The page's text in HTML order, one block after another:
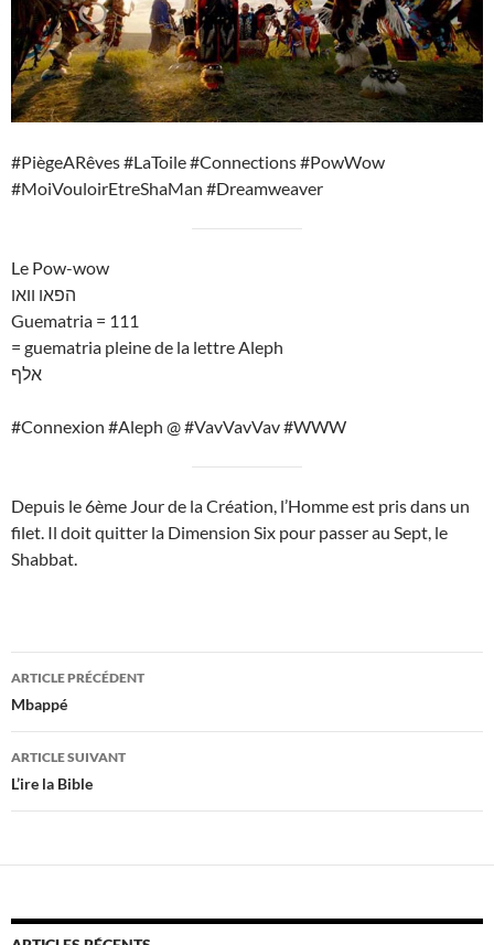
#PiègeARêves #LaToile #Connections #PowWow
#MoiVouloirEtreShaMan #Dreamweaver
Le Pow-wow
הפאו וואו
Guematria = 111
= guematria pleine de la lettre Aleph
אלף
#Connexion #Aleph @ #VavVavVav #WWW
Depuis le 6ème Jour de la Création, l’Homme est pris dans un
filet. Il doit quitter la Dimension Six pour passer au Sept, le
Shabbat.
Navigation
des
articles
ARTICLE PRÉCÉDENT
Mbappé
ARTICLE SUIVANT
L’ire la Bible